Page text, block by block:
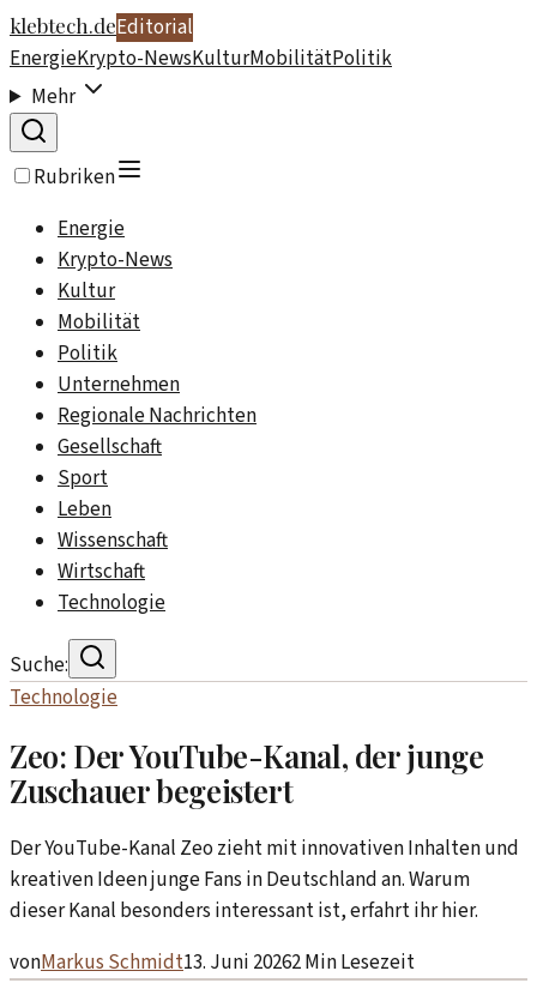
klebtech.deEditorial
EnergieKrypto-NewsKulturMobilitätPolitik
Mehr
Rubriken
Energie
Krypto-News
Kultur
Mobilität
Politik
Unternehmen
Regionale Nachrichten
Gesellschaft
Sport
Leben
Wissenschaft
Wirtschaft
Technologie
Suche:
Technologie
Zeo: Der YouTube-Kanal, der junge
Zuschauer begeistert
Der YouTube-Kanal Zeo zieht mit innovativen Inhalten und
kreativen Ideen junge Fans in Deutschland an. Warum
dieser Kanal besonders interessant ist, erfahrt ihr hier.
vonMarkus Schmidt13. Juni 20262Min Lesezeit